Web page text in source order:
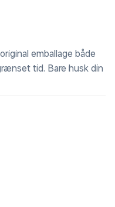
emballage både
tid. Bare husk din